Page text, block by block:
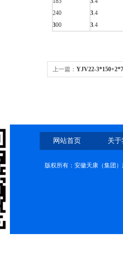
240
300
3.4
3.4
上一篇： YJV22-
网站首页 关
版权所有：安徽天康（集团